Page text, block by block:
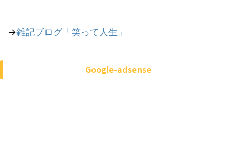
→雑記ブログ「笑って人生」
Google-adsense